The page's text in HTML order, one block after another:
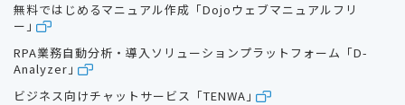
無料ではじめるマニュアル作成「Dojoウェブマニュアルフリ
ー」
RPA業務自動分析・導入ソリューションプラットフォーム「D-
Analyzer」
ビジネス向けチャットサービス「TENWA」